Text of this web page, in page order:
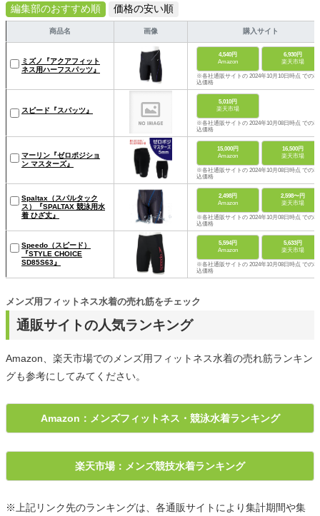
編集部のおすすめ順
価格の安い順
商品名 画像 購入サイト
ミズノ『アクアフィット
ネス用ハーフスパッツ』
4,540円
Amazon
6,930円
楽天市場
※各社通販サイトの 2024年10月10日時点 での税
込価格
スピード『スパッツ』
5,010円
楽天市場
※各社通販サイトの 2024年10月08日時点 での税
込価格
マーリン『ゼロポジショ
ン マスターズ』
15,000円
Amazon
16,500円
楽天市場
※各社通販サイトの 2024年10月08日時点 での税
込価格
Spaltax（スパルタック
ス）『SPALTAX 競泳用水
着 ひざ丈』
2,498円
Amazon
2,598〜円
楽天市場
※各社通販サイトの 2024年10月08日時点 での税
込価格
Speedo（スピード）
『STYLE CHOICE
SD85S63』
5,594円
Amazon
5,633円
楽天市場
※各社通販サイトの 2024年10月08日時点 での税
込価格
通販サイトの人気ランキング
メンズ用フィットネス水着の売れ筋をチェック
Amazon、楽天市場でのメンズ用フィットネス水着の売れ筋ランキン
グも参考にしてみてください。
Amazon：メンズフィットネス・競泳水着ランキング
楽天市場：メンズ競技水着ランキング
※上記リンク先のランキングは、各通販サイトにより集計期間や集